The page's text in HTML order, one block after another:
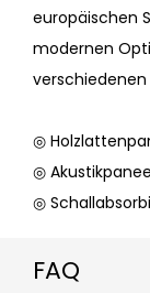
europäischen
modernen
verschiedenen
◎
◎
◎
FAQ